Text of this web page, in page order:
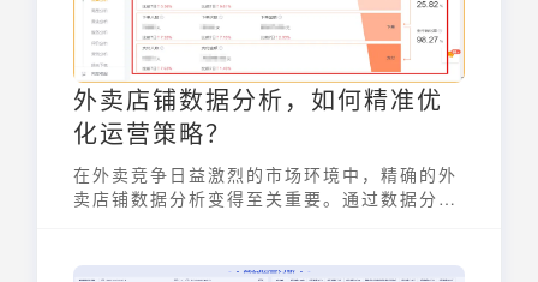
外卖店铺数据分析，如何精准优
化运营策略？
在外卖竞争日益激烈的市场环境中，精确的外
卖店铺数据分析变得至关重要。通过数据分